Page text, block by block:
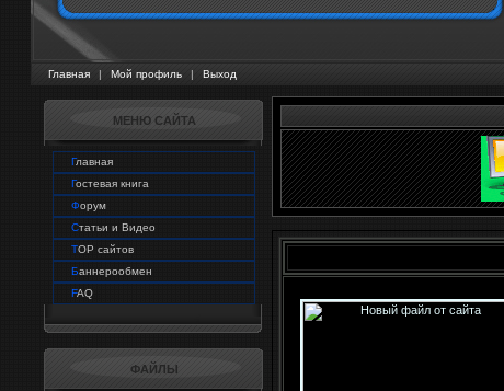
Главная | Мой профиль | Выход
МЕНЮ САЙТА
Главная
Гостевая книга
Форум
Статьи и Видео
TOP сайтов
Баннерообмен
FAQ
ФАЙЛЫ